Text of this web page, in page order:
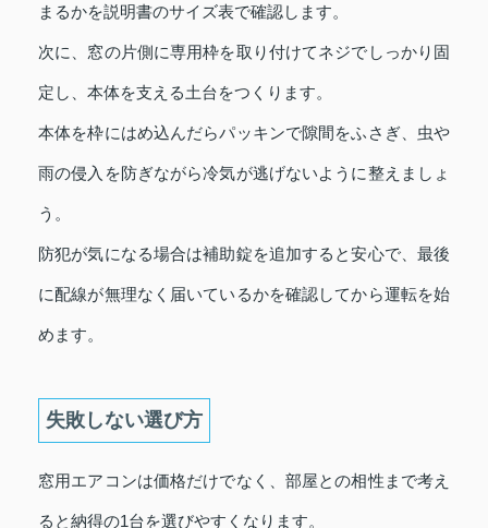
まるかを説明書のサイズ表で確認します。
次に、窓の片側に専用枠を取り付けてネジでしっかり固
定し、本体を支える土台をつくります。
本体を枠にはめ込んだらパッキンで隙間をふさぎ、虫や
雨の侵入を防ぎながら冷気が逃げないように整えましょ
う。
防犯が気になる場合は補助錠を追加すると安心で、最後
に配線が無理なく届いているかを確認してから運転を始
めます。
失敗しない選び方
窓用エアコンは価格だけでなく、部屋との相性まで考え
ると納得の1台を選びやすくなります。